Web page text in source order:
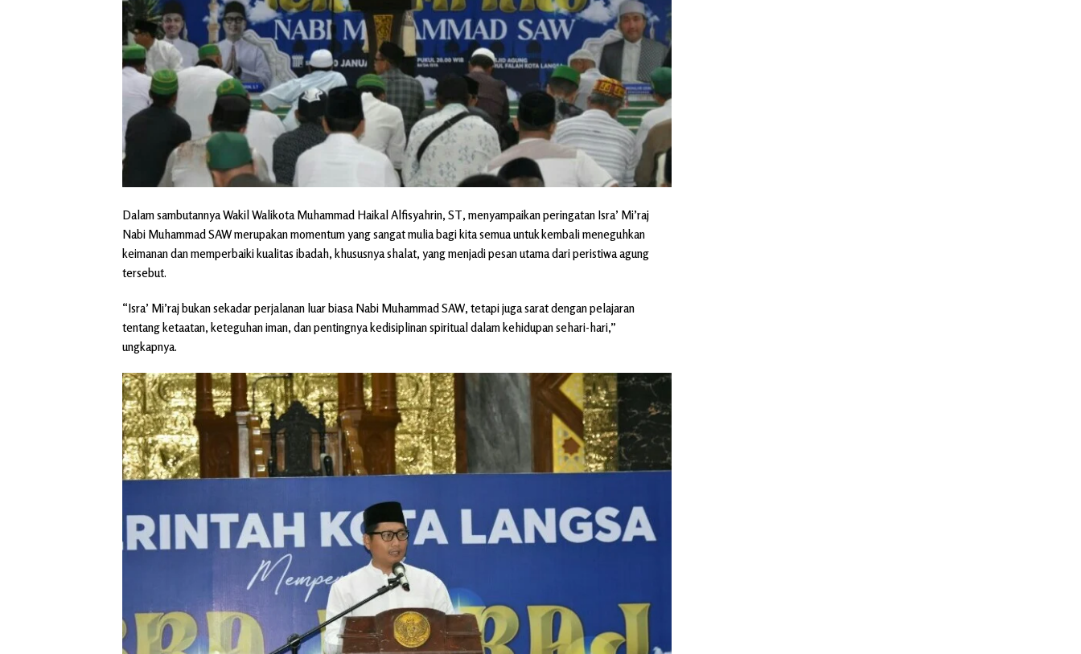
Dalam sambutannya Wakil Walikota Muhammad Haikal Alfisyahrin, ST, menyampaikan peringatan Isra’ Mi’raj
Nabi Muhammad SAW merupakan momentum yang sangat mulia bagi kita semua untuk kembali meneguhkan
keimanan dan memperbaiki kualitas ibadah, khususnya shalat, yang menjadi pesan utama dari peristiwa agung
tersebut.
“Isra’ Mi’raj bukan sekadar perjalanan luar biasa Nabi Muhammad SAW, tetapi juga sarat dengan pelajaran
tentang ketaatan, keteguhan iman, dan pentingnya kedisiplinan spiritual dalam kehidupan sehari-hari,”
ungkapnya.